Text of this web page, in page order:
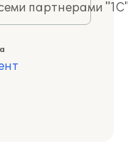
партнерами